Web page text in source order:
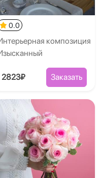
0.0
композиция
2823₽ Заказать